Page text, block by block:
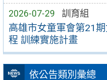
2026-07-29 訓育組
高雄市女童軍會第21
程 訓練實施計畫
依公告類別彙總